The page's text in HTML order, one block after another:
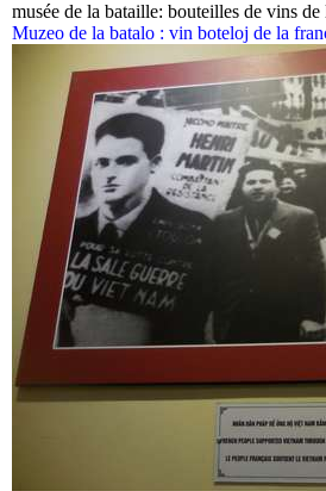
musée de la bataille: bouteilles de vins de
Muzeo de la batalo : vin boteloj de la